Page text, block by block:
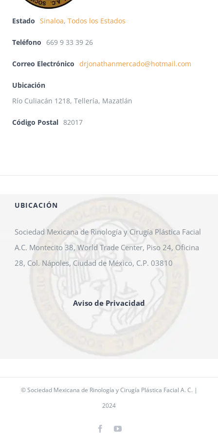
Estado Sinaloa, Todos los Estados
Teléfono 669 9 33 39 26
Correo Electrónico drjonathanmercado@hotmail.com
Ubicación
Río Culiacán 1218, Tellería, Mazatlán
Código Postal 82017
UBICACIÓN
Sociedad Mexicana de Rinología y Cirugía Plástica Facial
A.C. Montecito 38, World Trade Center, Piso 24, Oficina
28, Col. Nápoles, Ciudad de México, C.P. 03810
Aviso de Privacidad
© Sociedad Mexicana de Rinología y Cirugía Plástica Facial A. C. |
2024
FacebookYouTube